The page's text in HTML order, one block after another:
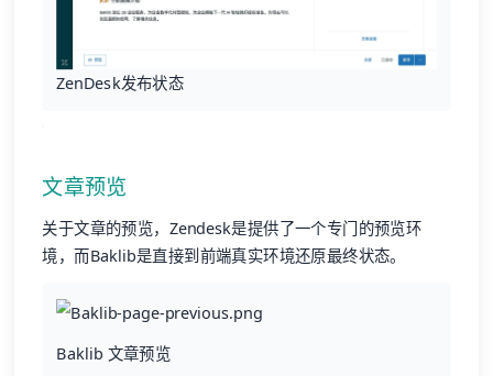
ZenDesk发布状态
文章预览
关于文章的预览，Zendesk是提供了一个专门的预览环
境，而Baklib是直接到前端真实环境还原最终状态。
Baklib 文章预览